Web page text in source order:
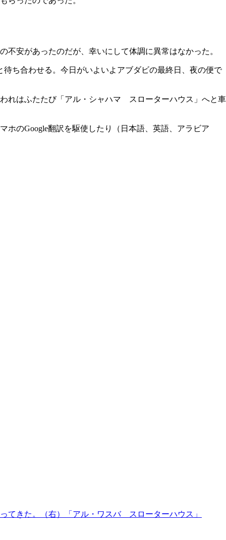
安があったのだが、幸いにして体調に異常はなかった。
ち合わせる。今日がいよいよアブダビの最終日、夜の便で
れはふたたび「アル・シャハマ スローターハウス」へと車
のGoogle翻訳を駆使したり（日本語、英語、アラビア
てきた。（右）「アル・ワスバ スローターハウス」